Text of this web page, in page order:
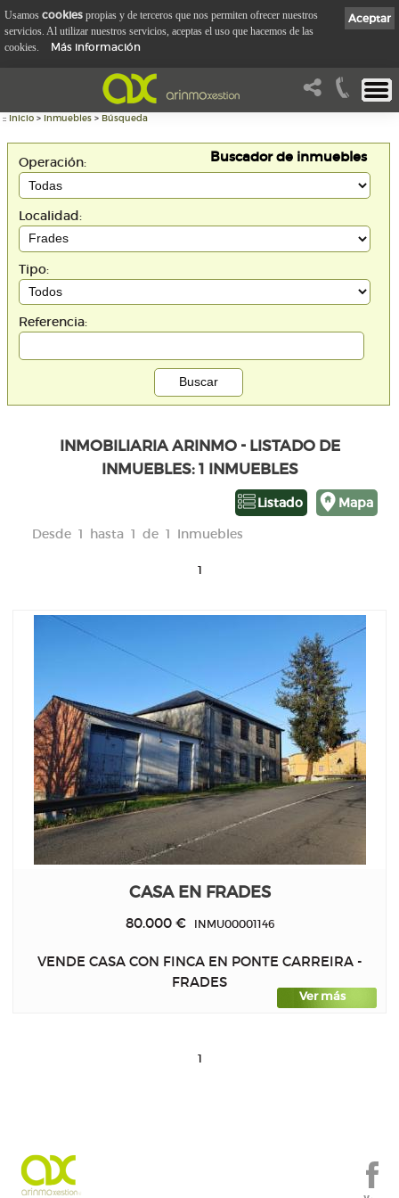
:: Inicio > Inmuebles > Búsqueda
Buscador de inmuebles
Operación:
Localidad:
Tipo:
Referencia:
INMOBILIARIA ARINMO - LISTADO DE
INMUEBLES: 1 INMUEBLES
Mapa
Listado
Desde 1 hasta 1 de 1 Inmuebles
1
CASA EN FRADES
80.000 €INMU00001146
VENDE CASA CON FINCA EN PONTE CARREIRA -
FRADES
Ver más
1
Aceptar
Usamos cookies propias y de terceros que nos permiten ofrecer nuestros
servicios. Al utilizar nuestros servicios, aceptas el uso que hacemos de las
cookies.
Más información